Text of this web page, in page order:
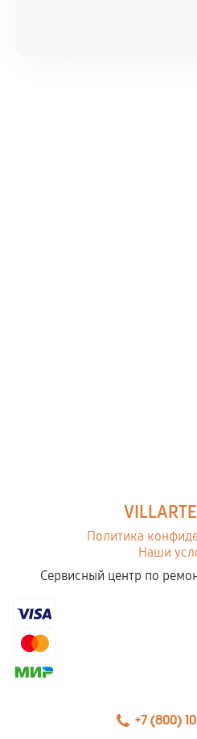
Политика
Наши
Сервисный центр по
+7 (800)